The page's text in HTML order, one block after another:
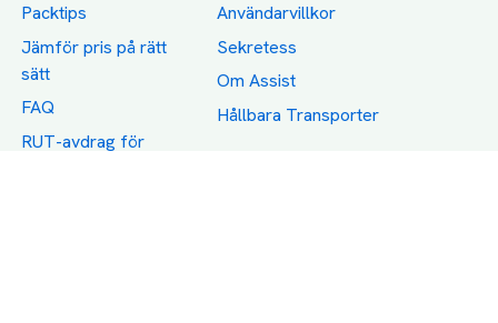
Packtips
Jämför pris på rätt
sätt
FAQ
RUT-avdrag för
Användarvillkor
Sekretess
Om Assist
Hållbara Transporter